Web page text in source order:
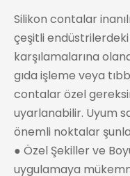
Silikon contalar
çeşitli endüstrilerdeki
karşılamalarına
gıda işleme veya
contalar özel
uyarlanabilir. Uyum
önemli noktalar
● Özel Şekiller ve
uygulamaya